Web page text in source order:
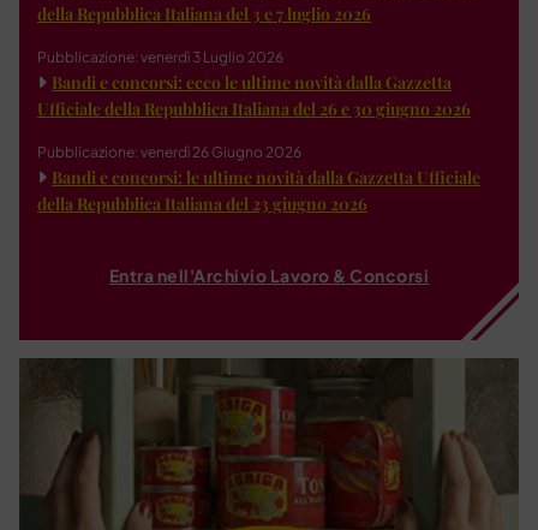
della Repubblica Italiana del 3 e 7 luglio 2026
Pubblicazione: venerdì 3 Luglio 2026
Bandi e concorsi: ecco le ultime novità dalla Gazzetta
Ufficiale della Repubblica Italiana del 26 e 30 giugno 2026
Pubblicazione: venerdì 26 Giugno 2026
Bandi e concorsi: le ultime novità dalla Gazzetta Ufficiale
della Repubblica Italiana del 23 giugno 2026
Entra nell'Archivio Lavoro & Concorsi